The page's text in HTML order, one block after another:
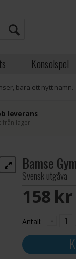
Konsolspel
bara ett nytt namn.
leverans
från lager
Bamse
Svensk utgåva
158 SEK
Antall: -